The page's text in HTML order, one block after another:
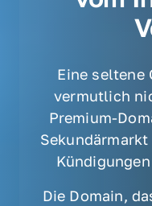
Eine seltene
vermutlich
Premium-
Die Domain,